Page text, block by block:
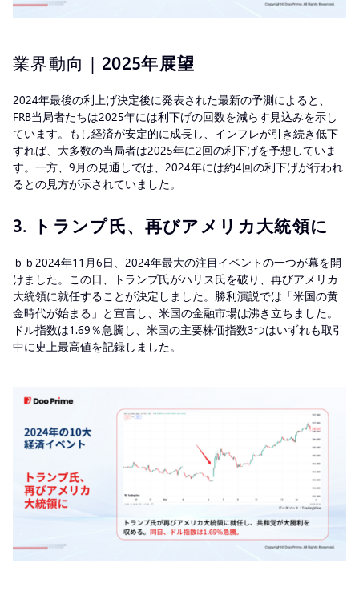
業界動向 | 2025年展望
2024年最後の利上げ決定後に発表された最新の予測によると、
FRB当局者たちは2025年には利下げの回数を減らす見込みを示し
ています。もし経済が安定的に成長し、インフレが引き続き低下
すれば、大多数の当局者は2025年に2回の利下げを予想していま
す。一方、9月の見通しでは、2024年には約4回の利下げが行われ
るとの見方が示されていました。
3. トランプ氏、再びアメリカ大統領に
ｂｂ2024年11月6日、2024年最大の注目イベントの一つが幕を開
けました。この日、トランプ氏がハリス氏を破り、再びアメリカ
大統領に就任することが決定しました。勝利演説では「米国の黄
金時代が始まる」と宣言し、米国の金融市場は沸き立ちました。
ドル指数は1.69％急騰し、米国の主要株価指数3つはいずれも取引
中に史上最高値を記録しました。